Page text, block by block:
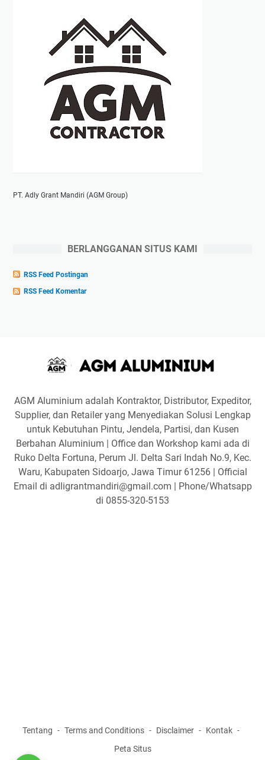
PT. Adly Grant Mandiri (AGM Group)
BERLANGGANAN SITUS KAMI
RSS Feed Postingan
RSS Feed Komentar
AGM Aluminium adalah Kontraktor, Distributor, Expeditor,
Supplier, dan Retailer yang Menyediakan Solusi Lengkap
untuk Kebutuhan Pintu, Jendela, Partisi, dan Kusen
Berbahan Aluminium | Office dan Workshop kami ada di
Ruko Delta Fortuna, Perum Jl. Delta Sari Indah No.9, Kec.
Waru, Kabupaten Sidoarjo, Jawa Timur 61256 | Official
Email di adligrantmandiri@gmail.com | Phone/Whatsapp
di 0855-320-5153
Tentang Terms and Conditions Disclaimer
Kontak
Peta Situs